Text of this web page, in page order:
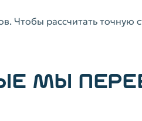
Чтобы рассчитать
МЫ